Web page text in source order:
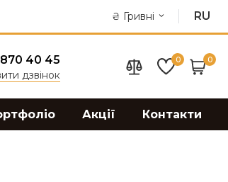
₴ Гривні RU
40 45
дзвінок
0 0
Акції Контакти